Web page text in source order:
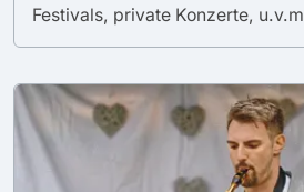
Festivals, private Konzerte,